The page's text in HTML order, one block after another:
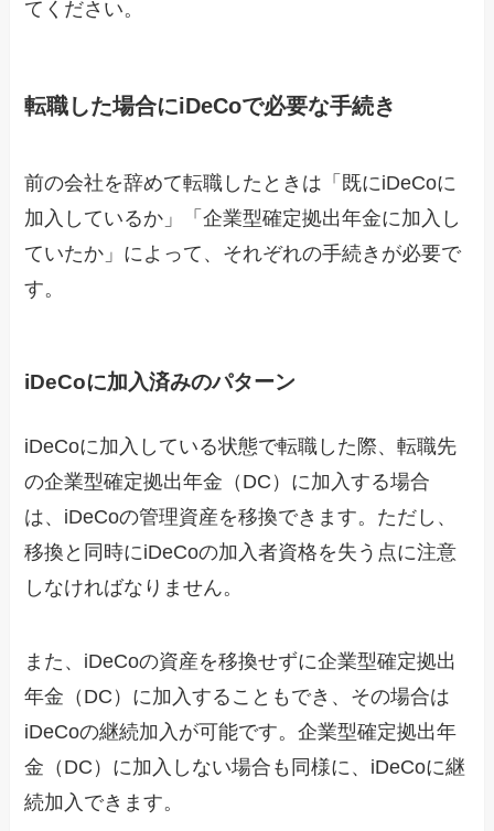
てください。
転職した場合にiDeCoで必要な手続き
前の会社を辞めて転職したときは「既にiDeCoに
加入しているか」「企業型確定拠出年金に加入し
ていたか」によって、それぞれの手続きが必要で
す。
iDeCoに加入済みのパターン
iDeCoに加入している状態で転職した際、転職先
の企業型確定拠出年金（DC）に加入する場合
は、iDeCoの管理資産を移換できます。ただし、
移換と同時にiDeCoの加入者資格を失う点に注意
しなければなりません。
また、iDeCoの資産を移換せずに企業型確定拠出
年金（DC）に加入することもでき、その場合は
iDeCoの継続加入が可能です。企業型確定拠出年
金（DC）に加入しない場合も同様に、iDeCoに継
続加入できます。